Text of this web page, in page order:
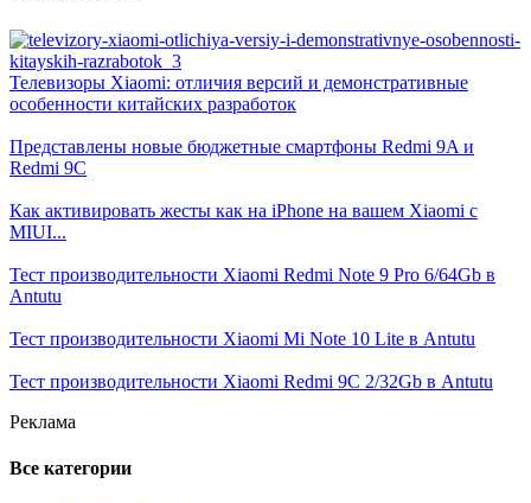
Телевизоры Xiaomi: отличия версий и демонстративные
особенности китайских разработок
Представлены новые бюджетные смартфоны Redmi 9A и
Redmi 9C
Как активировать жесты как на iPhone на вашем Xiaomi с
MIUI...
Тест производительности Xiaomi Redmi Note 9 Pro 6/64Gb в
Antutu
Тест производительности Xiaomi Mi Note 10 Lite в Antutu
Тест производительности Xiaomi Redmi 9C 2/32Gb в Antutu
Реклама
Все категории